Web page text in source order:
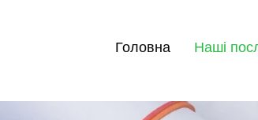
Головна Наші